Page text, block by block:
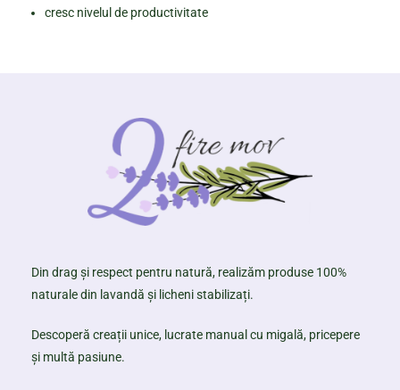
cresc nivelul de productivitate
Din drag și respect pentru natură, realizăm produse 100%
naturale din lavandă și licheni stabilizați.
Descoperă creații unice, lucrate manual cu migală, pricepere
și multă pasiune.